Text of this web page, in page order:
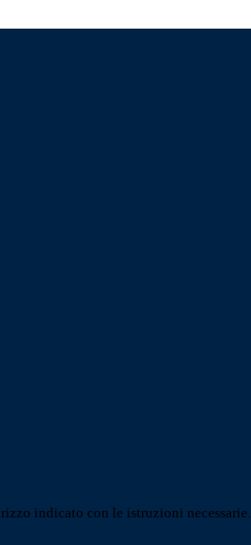
indicato con le istruzioni necessarie.